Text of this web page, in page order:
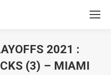
2021 :
(3) – MIAMI